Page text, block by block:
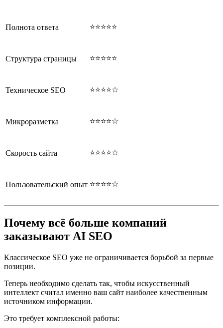
Полнота ответа ⭐⭐⭐⭐⭐
Структура страницы ⭐⭐⭐⭐⭐
Техническое SEO ⭐⭐⭐⭐☆
Микроразметка ⭐⭐⭐⭐☆
Скорость сайта ⭐⭐⭐⭐☆
Пользовательский опыт ⭐⭐⭐⭐☆
Почему всё больше компаний
заказывают AI SEO
Классическое SEO уже не ограничивается борьбой за первые
позиции.
Теперь необходимо сделать так, чтобы искусственный
интеллект считал именно ваш сайт наиболее качественным
источником информации.
Это требует комплексной работы: